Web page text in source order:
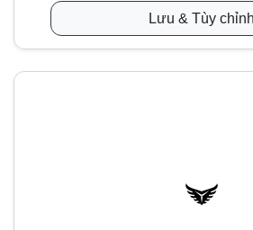
Lưu & Tùy chỉnh